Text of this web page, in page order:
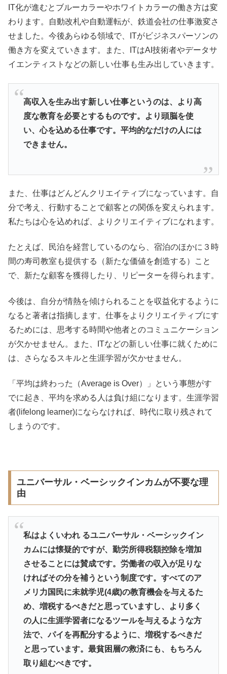
IT化が進むとブルーカラーやホワイトカラーの働き方は変
わります。自動改札や自動運転が、鉄道会社の仕事激変さ
せました。今後あらゆる領域で、ITがビジネスパーソンの
働き方を変えていきます。また、ITはAI技術者やデータサ
イエンティストなどの新しい仕事も生み出していきます。
高収入を生み出す新しい仕事というのは、より高
度な教育を必要とするものです。より頭脳を使
い、心を込める仕事です。平均的なだけの人には
できません。
また、仕事はどんどんクリエイティブになっています。自
分で考え、行動することで顧客との関係を変えられます。
私たちは心を込めれば、よりクリエイティブになれます。
たとえば、民泊を経営しているのなら、宿泊のほかに３時
間の寿司教室も提供する（新たな価値を創造する）こと
で、新たな顧客を獲得したり、リピーターを得られます。
今後は、自分が情熱を傾けられることを収益化するように
なると著者は指摘します。仕事をよりクリエイティブにす
るためには、思考する時間や他者とのコミュニケーション
が欠かせません。また、ITなどの新しい仕事に就くために
は、さらなるスキルと生涯学習が欠かせません。
「平均は終わった（Average is Over）」という事態がす
でに起き、平均を求める人は負け組になります。生涯学習
者(lifelong learner)にならなければ、時代に取り残されて
しまうのです。
ユニバーサル・ベーシックインカムが不要な理
由
私はよくいわれ るユニバーサル・ベーシックイン
カムには懐疑的ですが、勤労所得税額控除を増加
させることには賛成です。労働者の収入が足りな
ければその分を補うという制度です。すべてのア
メリ力国民に未就学児(4歳)の教育機会を与えるた
め、増税するべきだと思っていますし、より多く
の人に生涯学習者になるツールを与えるような方
法で、パイを再配分するように、増税するべきだ
と思っています。最貧困層の救済にも、もちろん
取り組むべきです。